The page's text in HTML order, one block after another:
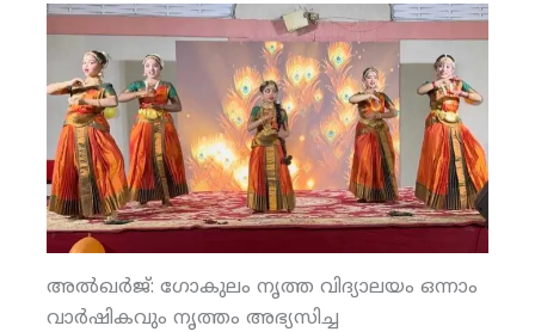
അല്‍ഖര്‍ജ്: ഗോകുലം നൃത്ത വിദ്യാലയം ഒന്നാം
വാര്‍ഷികവും നൃത്തം അഭ്യസിച്ച